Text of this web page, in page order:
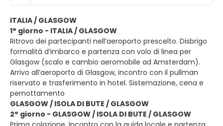
ITALIA / GLASGOW
1° giorno - ITALIA / GLASGOW
Ritrovo dei partecipanti nell’aeroporto prescelto. Disbrigo
formalità d’imbarco e partenza con volo di linea per
Glasgow (scalo e cambio aeromobile ad Amsterdam).
Arrivo all’aeroporto di Glasgow, incontro con il pullman
riservato e trasferimento in hotel. Sistemazione, cena e
pernottamento
GLASGOW / ISOLA DI BUTE / GLASGOW
2° giorno - GLASGOW / ISOLA DI BUTE / GLASGOW